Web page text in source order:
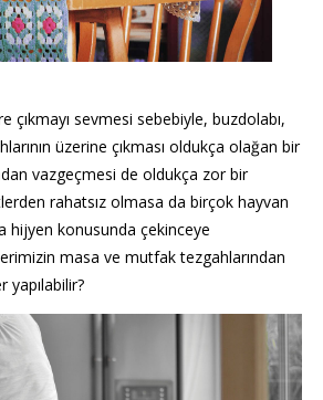
çıkmayı sevmesi sebebiyle, buzdolabı,
üzerine çıkması oldukça olağan bir
vazgeçmesi de oldukça zor bir
rahatsız olmasa da birçok hayvan
hijyen konusunda çekinceye
masa ve mutfak tezgahlarından
yapılabilir?